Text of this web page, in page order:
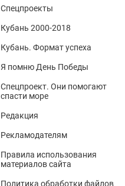
Спецпроекты
Кубань 2000-2018
Кубань. Формат успеха
Я помню День Победы
Спецпроект. Они помогают
спасти море
Редакция
Рекламодателям
Правила использования
материалов сайта
Политика обработки файлов